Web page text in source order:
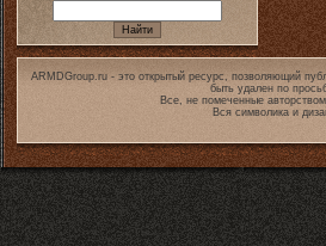
ARMDGroup.ru - это открытый ресурс, позволяющий
быть удален по
Все, не помеченные
Вся символика и